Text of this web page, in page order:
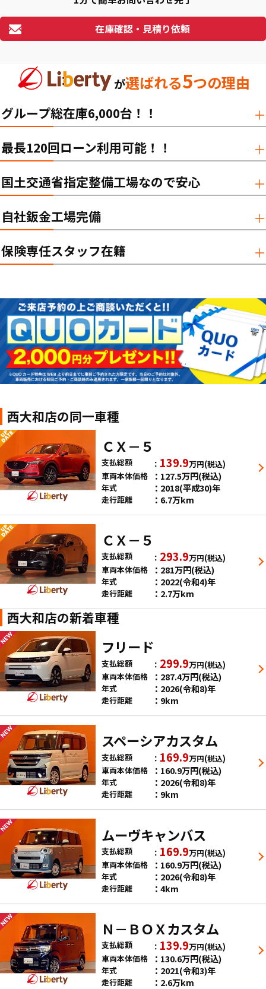
在庫確認・見積り依頼
が選ばれる5つの理由
グループ総在庫6,000台！！
最長120回ローン利用可能！！
国土交通省指定整備工場なので安心
自社鈑金工場完備
保険専任スタッフ在籍
西大和店の同一車種
ＣＸ－５
支払総額 139.9万円(税込)
車両本体価格
127.5万円(税込)
年式 2018(平成30)年
走行距離 6.7万km
ＣＸ－５
支払総額 293.9万円(税込)
車両本体価格
281万円(税込)
年式 2022(令和4)年
走行距離 2.7万km
西大和店の新着車種
フリード
支払総額 299.9万円(税込)
車両本体価格
287.4万円(税込)
年式 2026(令和8)年
走行距離 9km
スペーシアカスタム
支払総額 169.9万円(税込)
車両本体価格
160.9万円(税込)
年式 2026(令和8)年
走行距離 9km
ムーヴキャンバス
支払総額 169.9万円(税込)
車両本体価格
160.9万円(税込)
年式 2026(令和8)年
走行距離 4km
Ｎ－ＢＯＸカスタム
支払総額 139.9万円(税込)
車両本体価格
130.6万円(税込)
年式 2021(令和3)年
走行距離 2.6万km